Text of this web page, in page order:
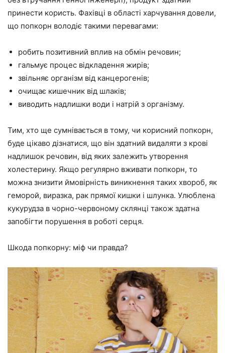
принести користь. Фахівці в області харчування довели,
що попкорн володіє такими перевагами:
робить позитивний вплив на обмін речовин;
гальмує процес відкладення жирів;
звільняє організм від канцерогенів;
очищає кишечник від шлаків;
виводить надлишки води і натрій з організму.
Тим, хто ще сумнівається в тому, чи корисний попкорн,
буде цікаво дізнатися, що він здатний видаляти з крові
надлишок речовин, від яких залежить утворення
холестерину. Якщо регулярно вживати попкорн, то
можна знизити ймовірність виникнення таких хвороб, як
геморой, виразка, рак прямої кишки і шлунка. Улюблена
кукурудза в чорно-червоному склянці також здатна
запобігти порушення в роботі серця.
Шкода попкорну: міф чи правда?